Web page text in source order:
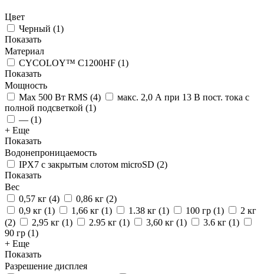
Цвет
Черный (1)
Показать
Материал
CYCOLOY™ C1200HF (1)
Показать
Мощность
Max 500 Вт RMS (4)
макс. 2,0 А при 13 В пост. тока с
полной подсветкой (1)
— (1)
+ Еще
Показать
Водонепроницаемость
IPX7 с закрытым слотом microSD (2)
Показать
Вес
0,57 кг (4) 0,86 кг (2)
0,9 кг (1) 1,66 кг (1) 1.38 кг (1) 100 гр (1)
2 кг
(2) 2,95 кг (1) 2.95 кг (1) 3,60 кг (1) 3.6 кг (1)
90 гр (1)
+ Еще
Показать
Разрешение дисплея